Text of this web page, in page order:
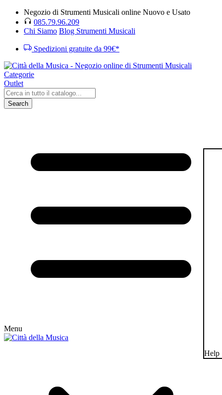
Negozio di Strumenti Musicali online Nuovo e Usato
085.79.96.209
Chi Siamo Blog Strumenti Musicali
Spedizioni gratuite da 99€*
Categorie
Outlet
Search
Menu
Help